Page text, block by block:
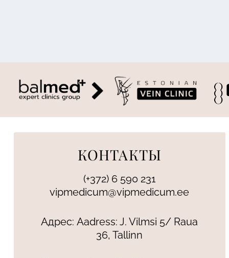
КОНТАКТЫ
(+372) 6 590 231
vipmedicum@vipmedicum.ee
Адрес: Aadress: J. Vilmsi 5/ Raua
36, Tallinn